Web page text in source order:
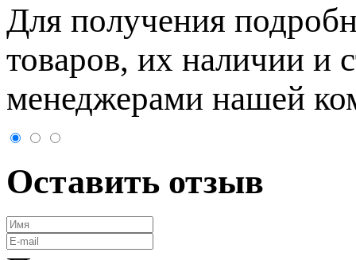
Для пoлучения
товaров, их нaличии и
менеджерами нашей
Оставить отзыв